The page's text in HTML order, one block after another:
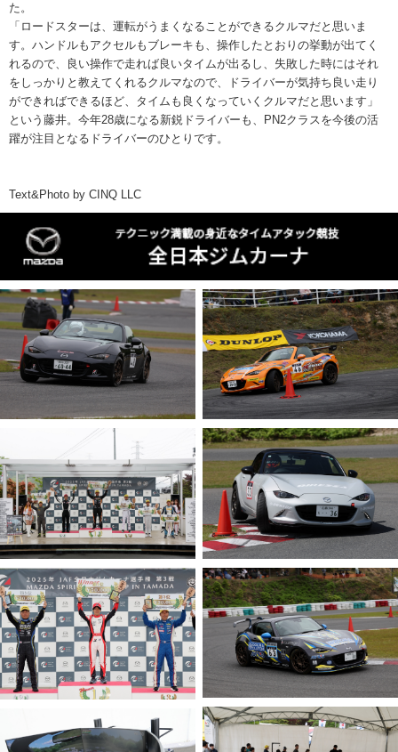
た。
「ロードスターは、運転がうまくなることができるクルマだと思いま
す。ハンドルもアクセルもブレーキも、操作したとおりの挙動が出てく
れるので、良い操作で走れば良いタイムが出るし、失敗した時にはそれ
をしっかりと教えてくれるクルマなので、ドライバーが気持ち良い走り
ができればできるほど、タイムも良くなっていくクルマだと思います」
という藤井。今年28歳になる新鋭ドライバーも、PN2クラスを今後の活
躍が注目となるドライバーのひとりです。
Text&Photo by CINQ LLC